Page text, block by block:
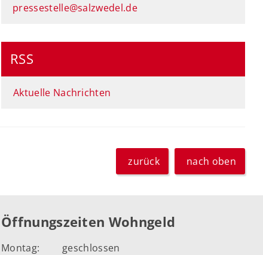
pressestelle@salzwedel.de
RSS
Aktuelle Nachrichten
zurück nach oben
Öffnungszeiten Wohngeld
Montag: geschlossen